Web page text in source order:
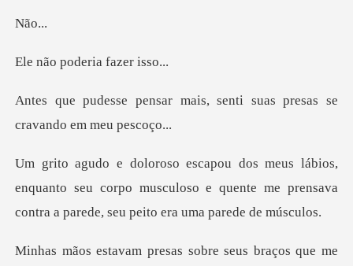
ão
oderia faz
mais, senti suas presas se
enquanto seu corpo musculoso e quente me prensava
co
e me